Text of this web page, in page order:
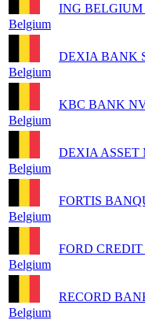
Belgium
ING BELGIUM
Belgium
DEXIA BANK
Belgium
KBC BANK
Belgium
DEXIA ASSET
Belgium
FORTIS
Belgium
FORD CREDIT
Belgium
RECORD